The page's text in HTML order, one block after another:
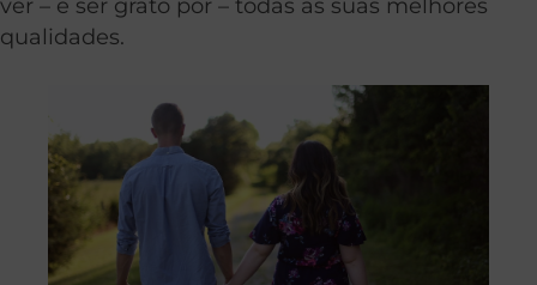
ver – e ser grato por – todas as suas melhores
qualidades.